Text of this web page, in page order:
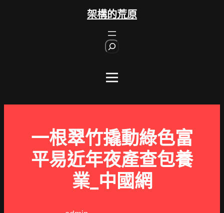
架構的荒原
一根翠竹撬動綠色富
平易近年夜產查包養
業_中國網